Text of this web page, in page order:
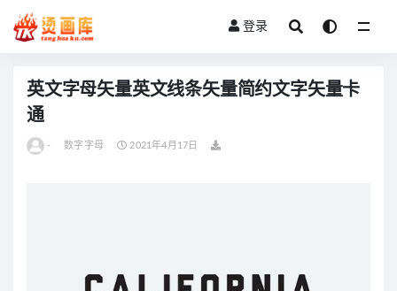
登录
英文字母矢量英文线条矢量简约文字矢量卡
通
- 数字字母 2021年4月17日